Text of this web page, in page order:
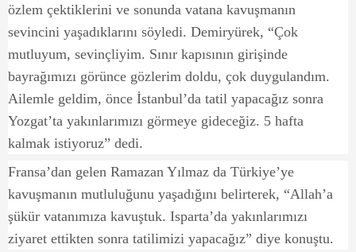
özlem çektiklerini ve sonunda vatana kavuşmanın
sevincini yaşadıklarını söyledi. Demiryürek, “Çok
mutluyum, sevinçliyim. Sınır kapısının girişinde
bayrağımızı görünce gözlerim doldu, çok duygulandım.
Ailemle geldim, önce İstanbul’da tatil yapacağız sonra
Yozgat’ta yakınlarımızı görmeye gideceğiz. 5 hafta
kalmak istiyoruz” dedi.
Fransa’dan gelen Ramazan Yılmaz da Türkiye’ye
kavuşmanın mutluluğunu yaşadığını belirterek, “Allah’a
şükür vatanımıza kavuştuk. Isparta’da yakınlarımızı
ziyaret ettikten sonra tatilimizi yapacağız” diye konuştu.